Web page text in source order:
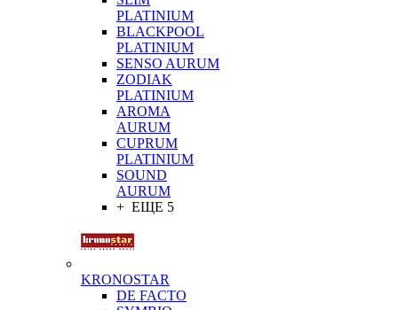
PLATINIUM
BLACKPOOL
PLATINIUM
SENSO AURUM
ZODIAK
PLATINIUM
AROMA
AURUM
CUPRUM
PLATINIUM
SOUND
AURUM
+ ЕЩЕ 5
KRONOSTAR
DE FACTO